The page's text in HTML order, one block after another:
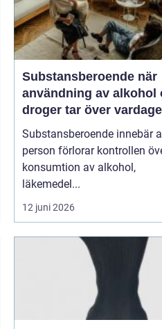
Substansberoende när
användning av alkohol
droger tar över
Substansberoende innebär
person förlorar kontrollen
konsumtion av alkohol,
läkemedel...
12 juni 2026